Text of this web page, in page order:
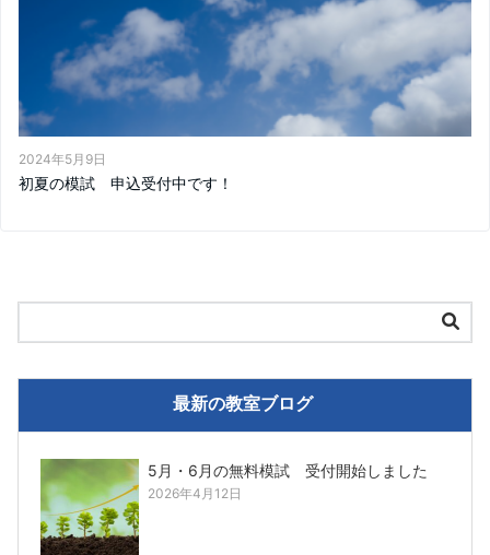
2024年5月9日
初夏の模試 申込受付中です！
最新の教室ブログ
5月・6月の無料模試 受付開始しました
2026年4月12日